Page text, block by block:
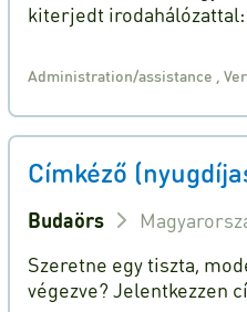
kiterjedt irodahálózattal:
Administration/assistance ,
Címkéző
Budaörs
Szeretne egy tiszta,
végezve? Jelentkezzen